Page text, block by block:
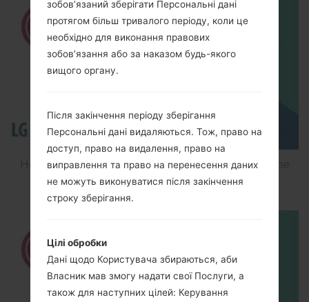
How to Flash Stock Firmware on LG Smartphone
using LG Flash Tool 2014?
зобов’язаний зберігати Персональні дані
протягом більш тривалого періоду, коли це
необхідно для виконання правових
зобов’язання або за наказом будь-якого
вищого органу.
Після закінчення періоду зберігання
Персональні дані видаляються. Тож, право на
доступ, право на видалення, право на
виправлення та право на перенесення даних
не можуть виконуватися після закінчення
строку зберігання.
Цілі обробки
Дані щодо Користувача збираються, аби
Власник мав змогу надати свої Послуги, а
також для наступних цілей: Керування